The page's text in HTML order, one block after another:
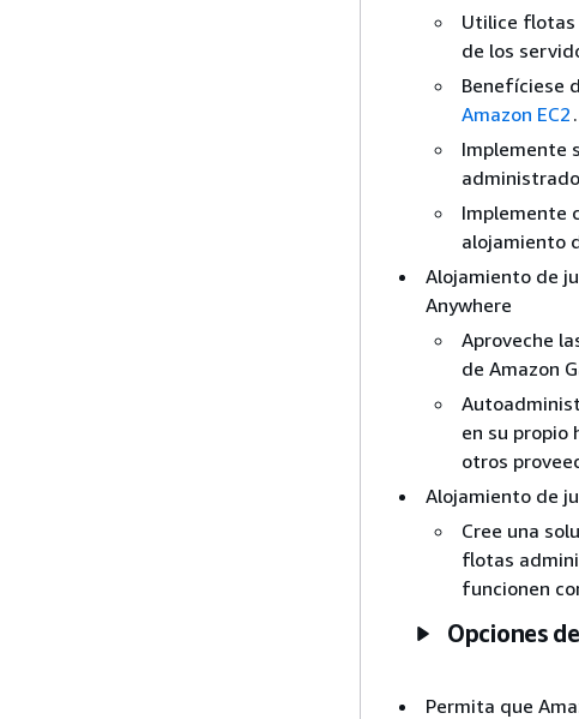
Utilice flotas
de los
Benefíciese
Amazon EC2 .
Implemente
Implemente
alojamiento
Alojamiento de
Anywhere
Aproveche
de Amazon
en su propio
otros
Alojamiento de
Cree una
flotas
funcionen
Opciones
Permita que